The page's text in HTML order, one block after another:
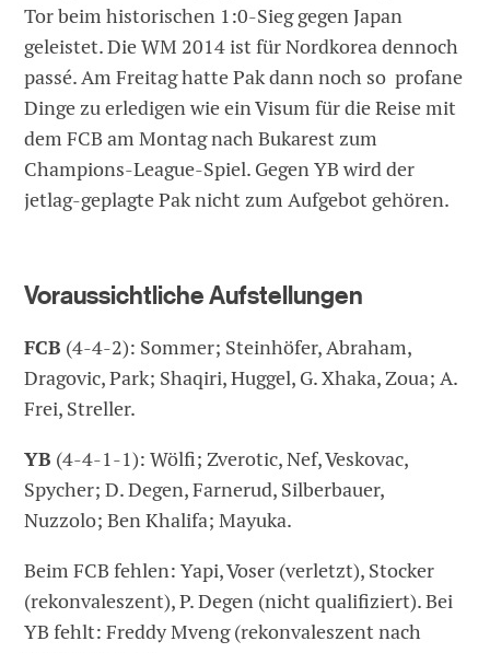
Tor beim historischen 1:0-Sieg gegen Japan
geleistet. Die WM 2014 ist für Nordkorea dennoch
passé. Am Freitag hatte Pak dann noch so profane
Dinge zu erledigen wie ein Visum für die Reise mit
dem FCB am Montag nach Bukarest zum
Champions-League-Spiel. Gegen YB wird der
jetlag-geplagte Pak nicht zum Aufgebot gehören.
Voraussichtliche Aufstellungen
FCB (4-4-2): Sommer; Steinhöfer, Abraham,
Dragovic, Park; Shaqiri, Huggel, G. Xhaka, Zoua; A.
Frei, Streller.
YB (4-4-1-1): Wölfi; Zverotic, Nef, Veskovac,
Spycher; D. Degen, Farnerud, Silberbauer,
Nuzzolo; Ben Khalifa; Mayuka.
Beim FCB fehlen: Yapi, Voser (verletzt), Stocker
(rekonvaleszent), P. Degen (nicht qualifiziert). Bei
YB fehlt: Freddy Mveng (rekonvaleszent nach